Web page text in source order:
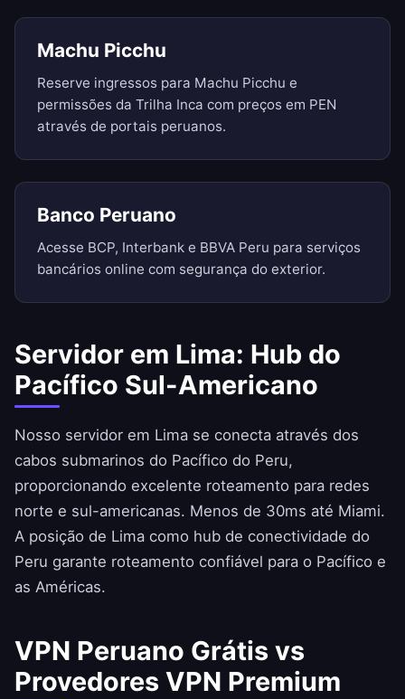
Machu Picchu
Reserve ingressos para Machu Picchu e
permissões da Trilha Inca com preços em PEN
através de portais peruanos.
Banco Peruano
Acesse BCP, Interbank e BBVA Peru para serviços
bancários online com segurança do exterior.
Servidor em Lima: Hub do
Pacífico Sul-Americano
Nosso servidor em Lima se conecta através dos
cabos submarinos do Pacífico do Peru,
proporcionando excelente roteamento para redes
norte e sul-americanas. Menos de 30ms até Miami.
A posição de Lima como hub de conectividade do
Peru garante roteamento confiável para o Pacífico e
as Américas.
VPN Peruano Grátis vs
Provedores VPN Premium